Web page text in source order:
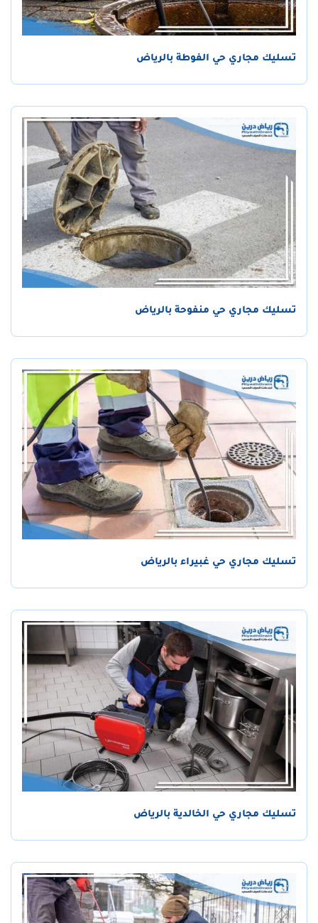
تسليك مجاري حي الفوطة بالرياض
تسليك مجاري حي منفوحة بالرياض
تسليك مجاري حي غبيراء بالرياض
تسليك مجاري حي الخالدية بالرياض